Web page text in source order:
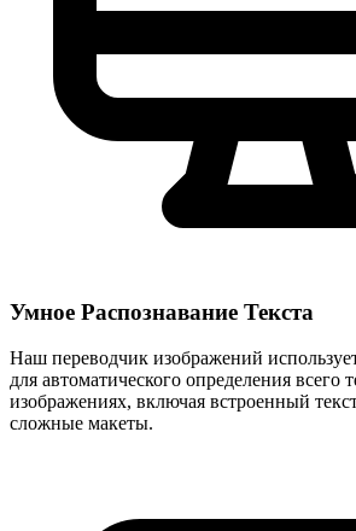
Умное Распознавание Текста
Наш переводчик изображений
для автоматического определения всего
изображениях, включая встроенный
сложные макеты.